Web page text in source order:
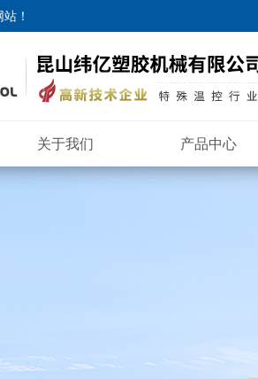
站 ！
关于我们 产品中心